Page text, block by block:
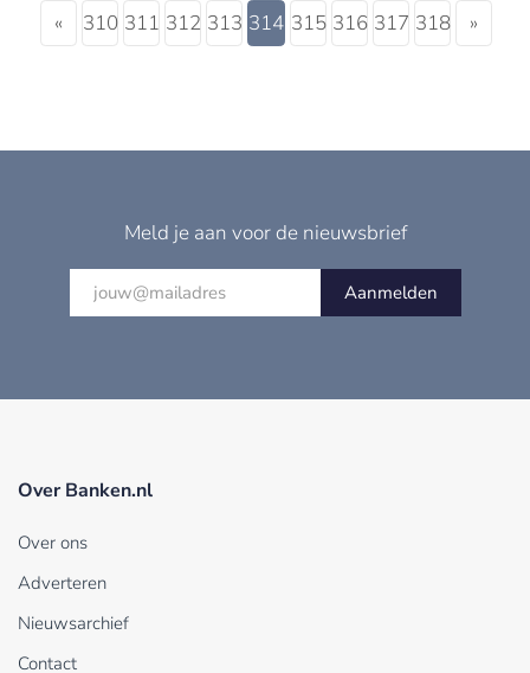
« 310 311 312 313 314 315 316 317 318 »
Meld je aan voor de nieuwsbrief
Aanmelden
Over Banken.nl
Over ons
Adverteren
Nieuwsarchief
Contact